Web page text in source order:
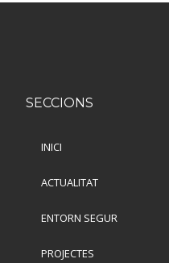
SECCIONS
INICI
ACTUALITAT
ENTORN SEGUR
PROJECTES